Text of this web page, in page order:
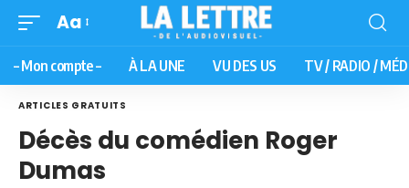
Aa
– Mon compte – À LA UNE VU DES US TV / RADIO /
ARTICLES GRATUITS
Décès du comédien Roger
Dumas